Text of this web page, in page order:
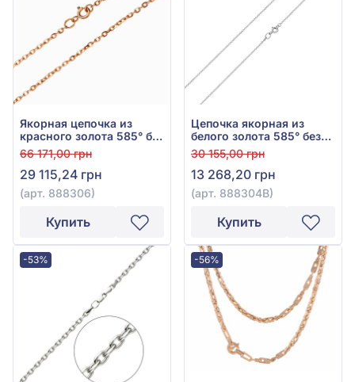
Якорная цепочка из
красного золота 585° без
вставки, арт. 888306
66 171,00 грн
29 115,24 грн
(арт. 888306)
Купить
Цепочка якорная из
белого золота 585° без
вставки, арт. 888304В
30 155,00 грн
13 268,20 грн
(арт. 888304В)
Купить
-53% -56%